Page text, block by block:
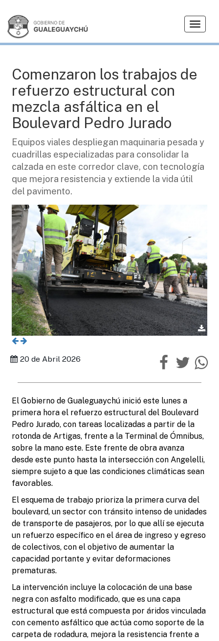
T
g
e
a
i
OBRAS
Comenzaron los trabajos de
refuerzo estructural con
mezcla asfáltica en el
Boulevard Pedro Jurado
Equipos viales despliegan maquinaria pesada y
cuadrillas especializadas para consolidar la
calzada en este corredor clave, con tecnología
que mejora resistencia y extiende la vida útil
del pavimento.
20 de Abril 2026
El Gobierno de Gualeguaychú inició este lunes a
primera hora el refuerzo estructural del Boulevard
Pedro Jurado, con tareas localizadas a partir de la
rotonda de Artigas, frente a la Terminal de Ómnibus,
sobre la mano este. Este frente de obra avanza
desde este punto hasta la intersección con Angelelli,
siempre sujeto a que las condiciones climáticas sean
favorables.
El esquema de trabajo prioriza la primera curva del
boulevard, un sector con tránsito intenso de unidades
de transporte de pasajeros, por lo que allí se ejecuta
un refuerzo específico en el área de ingreso y egreso
de colectivos, con el objetivo de aumentar la
capacidad portante y evitar deformaciones
prematuras.
La intervención incluye la colocación de una base
negra con asfalto modificado, que es una capa
estructural que está compuesta por áridos vinculada
con cemento asfáltico que actúa como soporte de la
carpeta de rodadura, mejora la resistencia frente a